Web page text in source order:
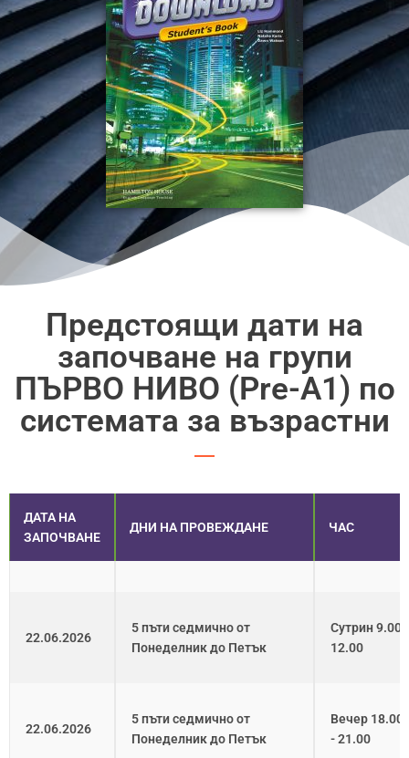
Предстоящи дати на
започване на групи
ПЪРВО НИВО (Pre-A1) по
системата за възрастни
ДАТА НА
ЗАПОЧВАНЕ
ДНИ НА ПРОВЕЖДАНЕ ЧАС
22.06.2026
5 пъти седмично от
Понеделник до Петък
Сутрин 9.00 -
12.00
22.06.2026
5 пъти седмично от
Понеделник до Петък
Вечер 18.00
- 21.00